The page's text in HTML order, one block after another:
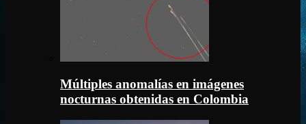
Múltiples anomalías en imágenes
nocturnas obtenidas en Colombia